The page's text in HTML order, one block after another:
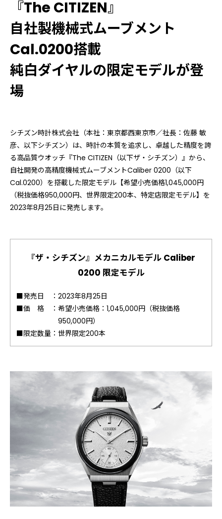
『The CITIZEN』
自社製機械式ムーブメント
Cal.0200搭載
純白ダイヤルの限定モデルが登
場
シチズン時計株式会社（本社：東京都西東京市／社長：佐藤 敏
彦、以下シチズン）は、時計の本質を追求し、卓越した精度を誇
る高品質ウオッチ『The CITIZEN（以下ザ・シチズン）』から、
自社開発の高精度機械式ムーブメントCaliber 0200（以下
Cal.0200）を搭載した限定モデル【希望小売価格1,045,000円
（税抜価格950,000円、世界限定200本、特定店限定モデル】を
2023年8月25日に発売します。
『ザ・シチズン』メカニカルモデル Caliber
0200 限定モデル
■発売日 ： 2023年8月25日
■価 格 ： 希望小売価格：1,045,000円（税抜価格
950,000円）
■限定数量： 世界限定200本